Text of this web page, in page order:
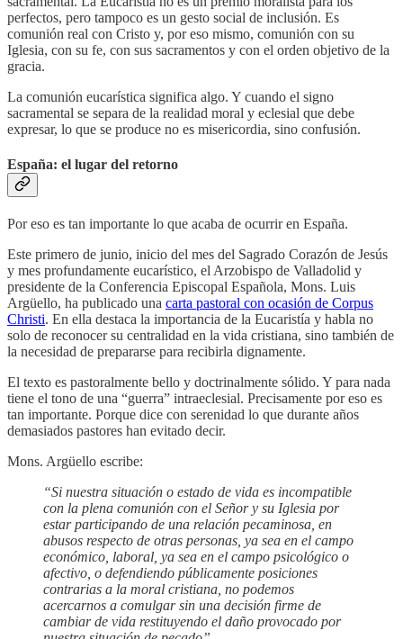
perfectos, pero tampoco es un gesto social de inclusión. Es
comunión real con Cristo y, por eso mismo, comunión con su
Iglesia, con su fe, con sus sacramentos y con el orden objetivo de la
gracia.
La comunión eucarística significa algo. Y cuando el signo
sacramental se separa de la realidad moral y eclesial que debe
expresar, lo que se produce no es misericordia, sino confusión.
España: el lugar del retorno
Por eso es tan importante lo que acaba de ocurrir en España.
Este primero de junio, inicio del mes del Sagrado Corazón de Jesús
y mes profundamente eucarístico, el Arzobispo de Valladolid y
presidente de la Conferencia Episcopal Española, Mons. Luis
Argüello, ha publicado una carta pastoral con ocasión de Corpus
Christi. En ella destaca la importancia de la Eucaristía y habla no
solo de reconocer su centralidad en la vida cristiana, sino también de
la necesidad de prepararse para recibirla dignamente.
El texto es pastoralmente bello y doctrinalmente sólido. Y para nada
tiene el tono de una “guerra” intraeclesial. Precisamente por eso es
tan importante. Porque dice con serenidad lo que durante años
demasiados pastores han evitado decir.
Mons. Argüello escribe:
“Si nuestra situación o estado de vida es incompatible
con la plena comunión con el Señor y su Iglesia por
estar participando de una relación pecaminosa, en
abusos respecto de otras personas, ya sea en el campo
económico, laboral, ya sea en el campo psicológico o
afectivo, o defendiendo públicamente posiciones
contrarias a la moral cristiana, no podemos
acercarnos a comulgar sin una decisión firme de
cambiar de vida restituyendo el daño provocado por